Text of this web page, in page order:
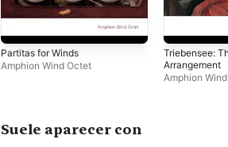
Partitas for Winds
Amphion Wind Octet
Triebensee:
Arrangement
Amphion
Suele aparecer con